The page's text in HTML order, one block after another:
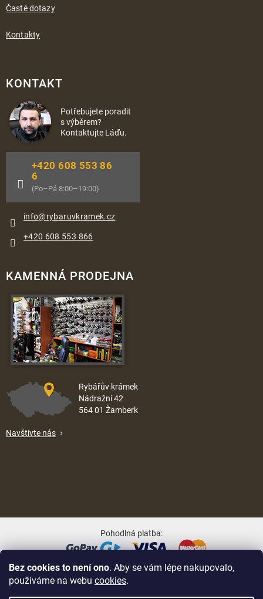
Bez cookies to není ono. Aby se vám lépe nakupovalo,
používáme na webu cookies.
Časté dotazy
Kontakty
KONTAKT
Potřebujete poradit
s výběrem?
Kontaktujte Láďu.
info@rybaruvkramek.cz
+420 608 553 86
6
(Po–Pá 8:00–19:00)
+420 608 553 866
KAMENNÁ PRODEJNA
Rybářův krámek
Nádražní 42
564 01 Žamberk
Navštivte nás
Pohodlná platba:
Oblíbené způsoby dopravy: